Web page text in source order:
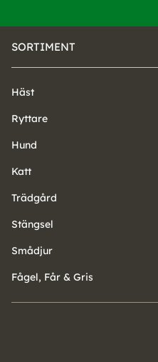
SORTIMENT
Häst
Ryttare
Hund
Katt
Trädgård
Stängsel
Smådjur
Fågel, Får & Gris